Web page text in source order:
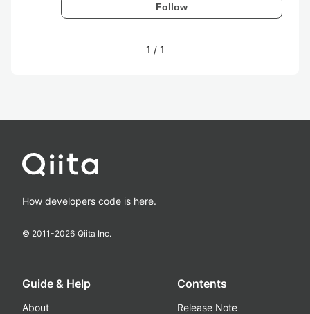
Follow
1 / 1
How developers code is here.
© 2011-2026 Qiita Inc.
Guide & Help
About
Contents
Release Note